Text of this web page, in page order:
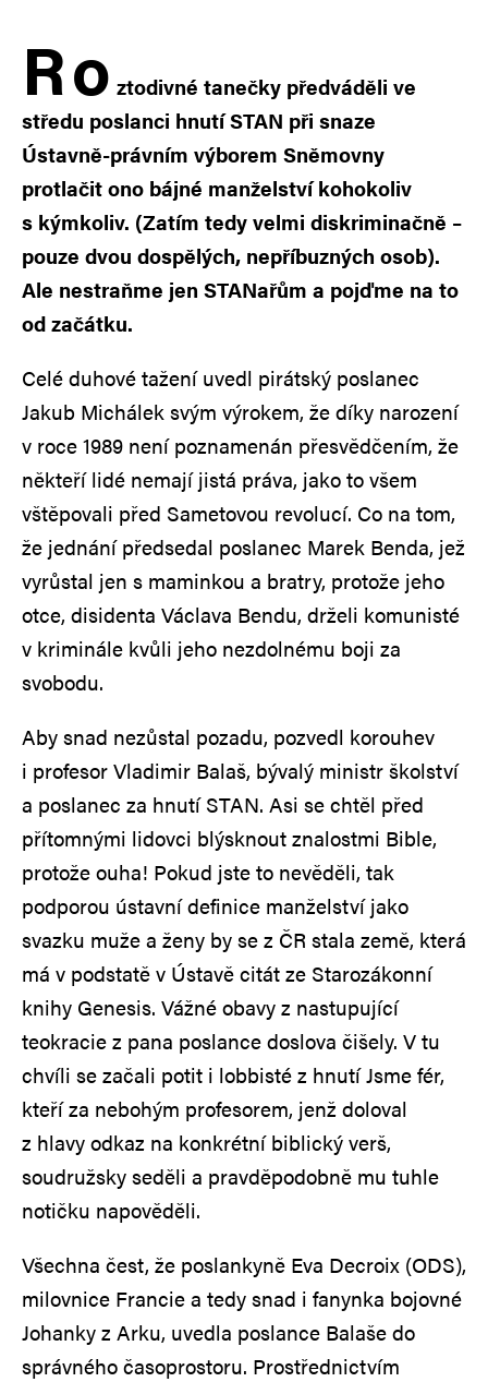
Ro ztodivné tanečky předváděli ve
středu poslanci hnutí STAN při snaze
Ústavně-právním výborem Sněmovny
protlačit ono bájné manželství kohokoliv
s kýmkoliv. (Zatím tedy velmi diskriminačně –
pouze dvou dospělých, nepříbuzných osob).
Ale nestraňme jen STANařům a pojďme na to
od začátku.
Celé duhové tažení uvedl pirátský poslanec
Jakub Michálek svým výrokem, že díky narození
v roce 1989 není poznamenán přesvědčením, že
někteří lidé nemají jistá práva, jako to všem
vštěpovali před Sametovou revolucí. Co na tom,
že jednání předsedal poslanec Marek Benda, jež
vyrůstal jen s maminkou a bratry, protože jeho
otce, disidenta Václava Bendu, drželi komunisté
v kriminále kvůli jeho nezdolnému boji za
svobodu.
Aby snad nezůstal pozadu, pozvedl korouhev
i profesor Vladimir Balaš, bývalý ministr školství
a poslanec za hnutí STAN. Asi se chtěl před
přítomnými lidovci blýsknout znalostmi Bible,
protože ouha! Pokud jste to nevěděli, tak
podporou ústavní definice manželství jako
svazku muže a ženy by se z ČR stala země, která
má v podstatě v Ústavě citát ze Starozákonní
knihy Genesis. Vážné obavy z nastupující
teokracie z pana poslance doslova čišely. V tu
chvíli se začali potit i lobbisté z hnutí Jsme fér,
kteří za nebohým profesorem, jenž doloval
z hlavy odkaz na konkrétní biblický verš,
soudružsky seděli a pravděpodobně mu tuhle
notičku napověděli.
Všechna čest, že poslankyně Eva Decroix (ODS),
milovnice Francie a tedy snad i fanynka bojovné
Johanky z Arku, uvedla poslance Balaše do
správného časoprostoru. Prostřednictvím